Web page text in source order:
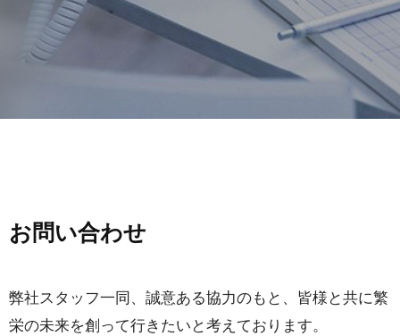
お問い合わせ
弊社スタッフ一同、誠意ある協力のもと、皆様と共に繁
栄の未来を創って行きたいと考えております。